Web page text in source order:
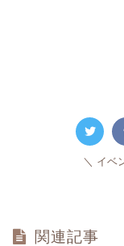
イベ
関連記事